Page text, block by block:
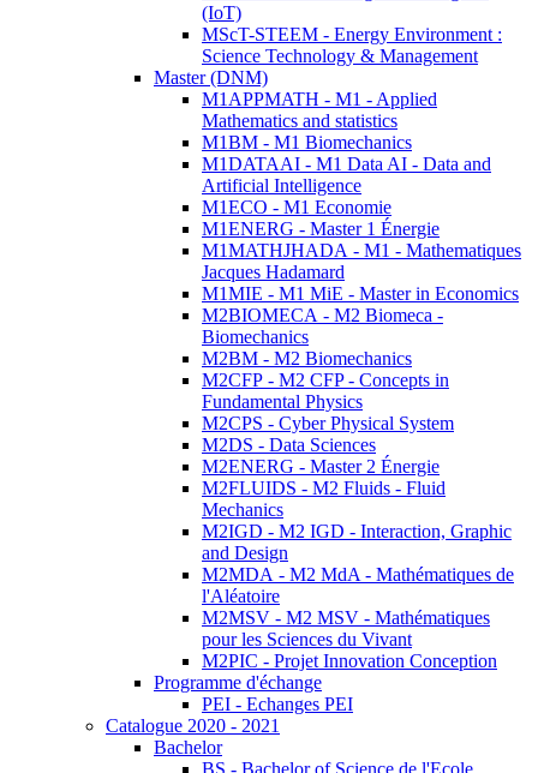
(IoT)
MScT-STEEM - Energy Environment :
Science Technology & Management
Master (DNM)
M1APPMATH - M1 - Applied
Mathematics and statistics
M1BM - M1 Biomechanics
M1DATAAI - M1 Data AI - Data and
Artificial Intelligence
M1ECO - M1 Economie
M1ENERG - Master 1 Énergie
M1MATHJHADA - M1 - Mathematiques
Jacques Hadamard
M1MIE - M1 MiE - Master in Economics
M2BIOMECA - M2 Biomeca -
Biomechanics
M2BM - M2 Biomechanics
M2CFP - M2 CFP - Concepts in
Fundamental Physics
M2CPS - Cyber Physical System
M2DS - Data Sciences
M2ENERG - Master 2 Énergie
M2FLUIDS - M2 Fluids - Fluid
Mechanics
M2IGD - M2 IGD - Interaction, Graphic
and Design
M2MDA - M2 MdA - Mathématiques de
l'Aléatoire
M2MSV - M2 MSV - Mathématiques
pour les Sciences du Vivant
M2PIC - Projet Innovation Conception
Programme d'échange
PEI - Echanges PEI
Catalogue 2020 - 2021
Bachelor
BS - Bachelor of Science de l'Ecole